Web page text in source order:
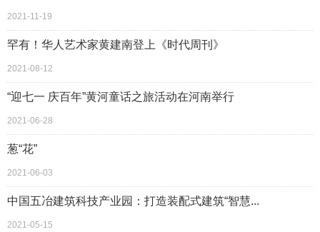
2021-11-19
罕有！华人艺术家黄建南登上《时代周刊》
2021-08-12
“迎七一 庆百年”黄河童话之旅活动在河南举行
2021-06-28
葱“花”
2021-06-03
中国五冶建筑科技产业园：打造装配式建筑“智慧...
2021-05-15